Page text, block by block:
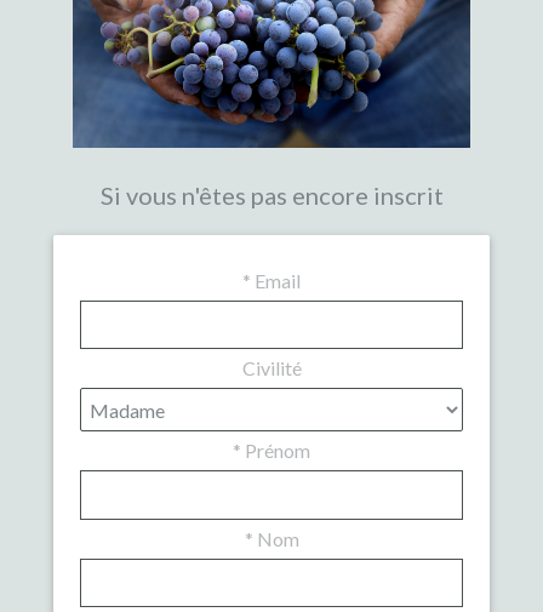
Si vous n'êtes pas encore inscrit
* Email
Civilité
* Prénom
* Nom